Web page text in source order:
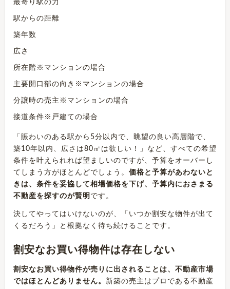
最寄り駅の力
駅からの距離
築年数
広さ
所在階※マンションの場合
主要開口部の向き※マンションの場合
分譲時の売主※マンションの場合
接道条件※戸建ての場合
「賑わいのある駅から5分以内で、眺望の良い高層階で、
築10年以内、広さは80㎡は欲しい！」など、すべての希望
条件を叶えられれば望ましいのですが、予算をオーバーし
てしまう方がほとんどでしょう。 価格と予算があわないと
きは、条件を妥協して相場価格を下げ、予算内におさまる
不動産を探すのが賢明 です。
決してやってはいけないのが、「いつか割安な物件が出て
くるだろう」と根拠なく待ち続けることです。
割安なお買い得物件は存在しない
割安なお買い得物件が売りに出されることは、不動産市場
ではほとんどありません。 新築の売主はプロである不動産